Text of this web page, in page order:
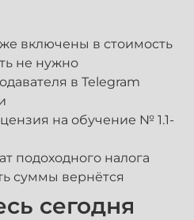
включены в стоимость
не нужно
в Telegram
на обучение № 1.1-
подоходного налога
суммы вернётся
сегодня